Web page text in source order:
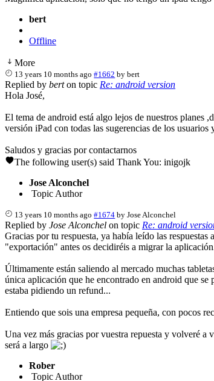
bert
Offline
More
13 years 10 months ago #1662 bybert
Replied by berton topic Re: android version
Hola José,
El tema de android está algo lejos de nuestros planes
versión iPad con todas las sugerencias de los
Saludos y gracias por contactarnos
The following user(s) said Thank You: inigojk
Jose Alconchel
Topic Author
13 years 10 months ago #1674 byJose Alconchel
Replied by Jose Alconchel on topic Re: android
Gracias por tu respuesta, ya había leído las
"exportación" antes os decidiréis a migrar la
Últimamente están saliendo al mercado muchas
única aplicación que he encontrado en android que se
estaba pidiendo un refund...
Entiendo que sois una empresa pequeña, con pocos
Una vez más gracias por vuestra repuesta y volveré
será a largo
Rober
Topic Author